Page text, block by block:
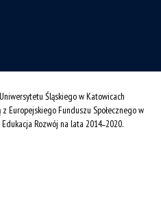
Śląskiego w Katowicach
Europejskiego Funduszu Społecznego w
Rozwój na lata 2014˗2020.